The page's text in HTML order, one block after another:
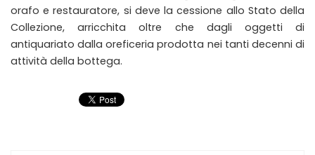
orafo e restauratore, si deve la cessione allo Stato della
Collezione, arricchita oltre che dagli oggetti di
antiquariato dalla oreficeria prodotta nei tanti decenni di
attività della bottega.